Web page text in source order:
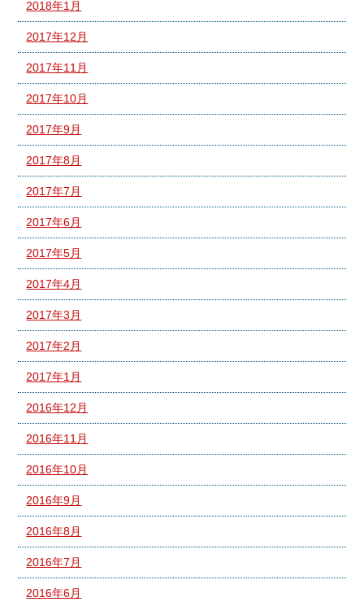
2018年1月
2017年12月
2017年11月
2017年10月
2017年9月
2017年8月
2017年7月
2017年6月
2017年5月
2017年4月
2017年3月
2017年2月
2017年1月
2016年12月
2016年11月
2016年10月
2016年9月
2016年8月
2016年7月
2016年6月